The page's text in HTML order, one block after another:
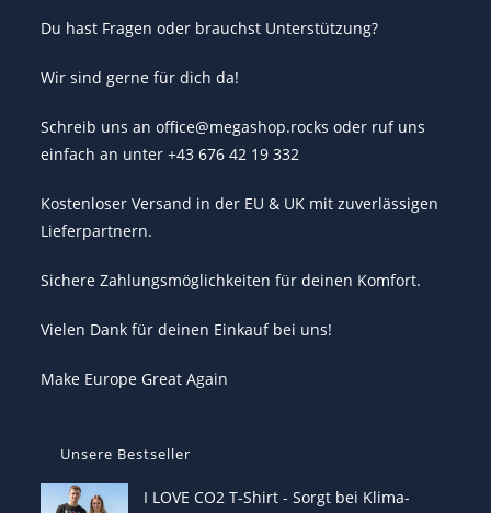
Du hast Fragen oder brauchst Unterstützung?
Wir sind gerne für dich da!
Schreib uns an office@megashop.rocks oder ruf uns
einfach an unter +43 676 42 19 332
Kostenloser Versand in der EU & UK mit zuverlässigen
Lieferpartnern.
Sichere Zahlungsmöglichkeiten für deinen Komfort.
Vielen Dank für deinen Einkauf bei uns!
Make Europe Great Again
Unsere Bestseller
I LOVE CO2 T-Shirt - Sorgt bei Klima-